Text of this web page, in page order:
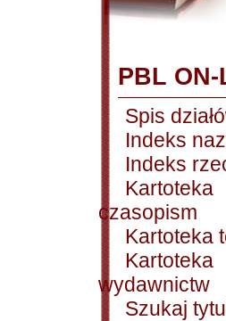
PBL ON-
Spis
Indeks
Indeks
Kartoteka
czasopism
Kartoteka
Kartoteka
wydawnictw
Szukaj